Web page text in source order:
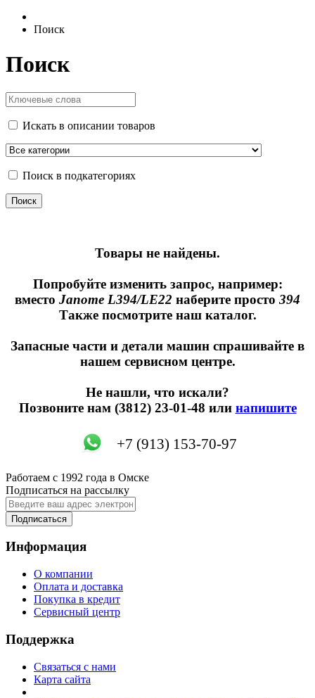
Поиск
Поиск
Искать в описании товаров
Поиск в подкатегориях
Товары не найдены.
Попробуйте изменить запрос, например:
вместо Janome L394/LE22 наберите просто 394
Также посмотрите наш каталог.
Запасные части и детали машин спрашивайте в
нашем сервисном центре.
Не нашли, что искали?
Позвоните нам (3812) 23-01-48 или напишите
‭+7 (913) 153-70-97‬
Работаем с 1992 года в Омске
Подписаться на рассылку
Подписаться
Информация
О компании
Оплата и доставка
Покупка в кредит
Сервисный центр
Поддержка
Связаться с нами
Карта сайта